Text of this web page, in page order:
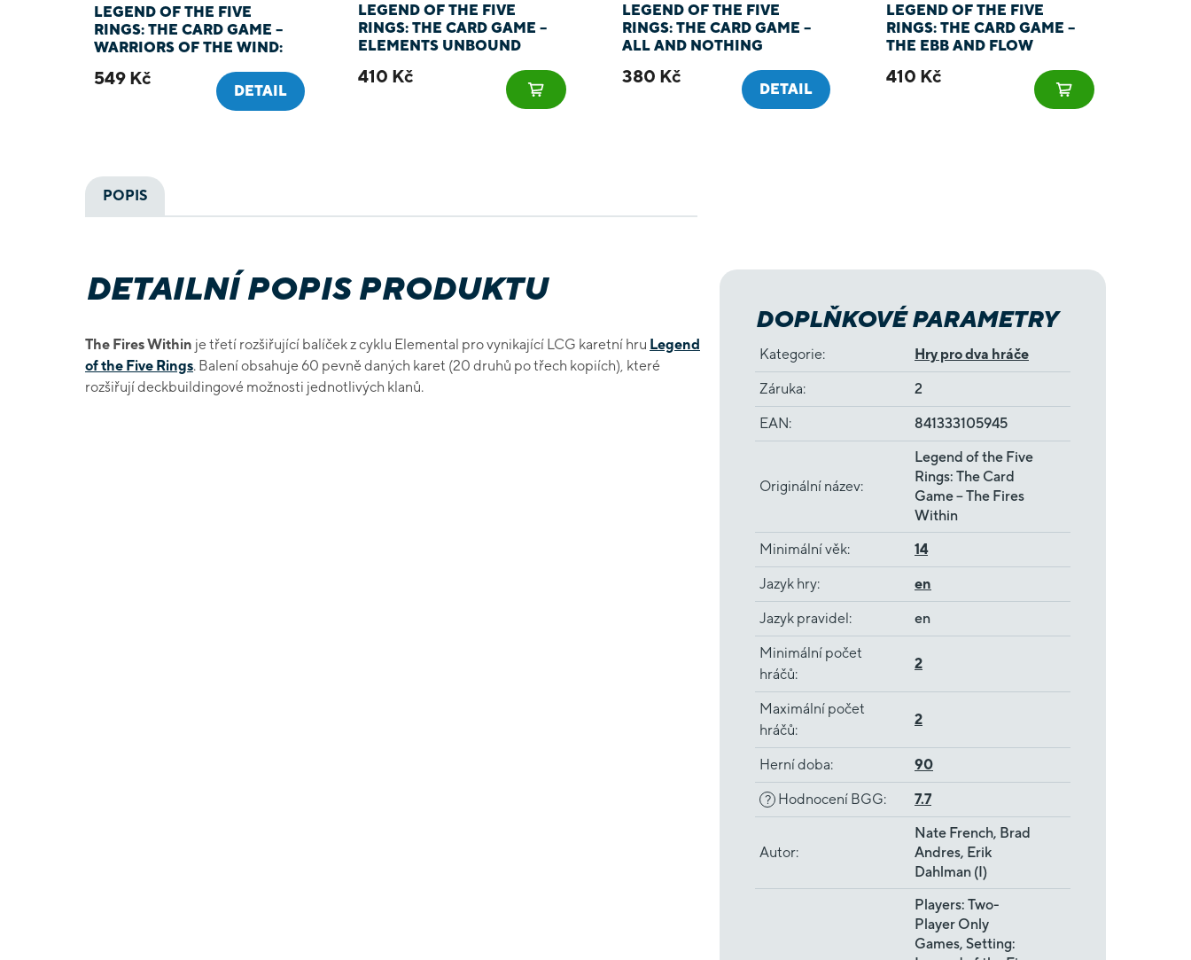
LEGEND OF THE FIVE
RINGS: THE CARD GAME –
WARRIORS OF THE WIND:
549 Kč
DETAIL
LEGEND OF THE FIVE
RINGS: THE CARD GAME –
ELEMENTS UNBOUND
410 Kč
LEGEND OF THE FIVE
RINGS: THE CARD GAME –
ALL AND NOTHING
380 Kč
DETAIL
LEGEND OF THE FIVE
RINGS: THE CARD GAME –
THE EBB AND FLOW
410 Kč
POPIS
DETAILNÍ POPIS PRODUKTU
The Fires Within je třetí rozšiřující balíček z cyklu Elemental pro vynikající LCG karetní hru Legend
of the Five Rings. Balení obsahuje 60 pevně daných karet (20 druhů po třech kopiích), které
rozšiřují deckbuildingové možnosti jednotlivých klanů.
DOPLŇKOVÉ PARAMETRY
Kategorie: Hry pro dva hráče
Záruka: 2
EAN: 841333105945
Originální název:
Legend of the Five
Rings: The Card
Game – The Fires
Within
Minimální věk: 14
Jazyk hry: en
Jazyk pravidel: en
Minimální počet
hráčů:
2
Maximální počet
hráčů:
2
Herní doba: 90
? Hodnocení BGG: 7.7
Autor:
Nate French, Brad
Andres, Erik
Dahlman (I)
Players: Two-
Player Only
Games, Setting: